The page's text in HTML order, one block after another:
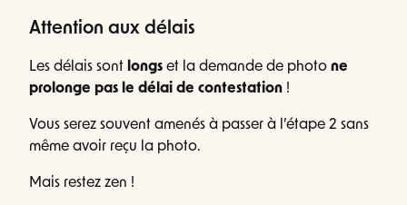
Attention aux délais
Les délais sont longs et la demande de photo ne
prolonge pas le délai de contestation !
Vous serez souvent amenés à passer à l’étape 2 sans
même avoir reçu la photo.
Mais restez zen !